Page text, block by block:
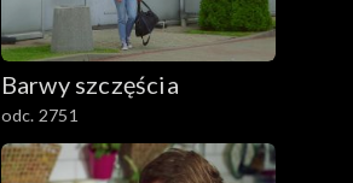
Barwy szczęścia
odc. 2751